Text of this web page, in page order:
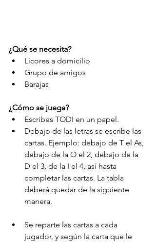
¿Qué se necesita?
Licores a domicilio
Grupo de amigos
Barajas
¿Cómo se juega?
Escribes TODI en un papel.
Debajo de las letras se escribe las
cartas. Ejemplo: debajo de T el As,
debajo de la O el 2, debajo de la
D el 3, de la I el 4, así hasta
completar las cartas. La tabla
deberá quedar de la siguiente
manera.
Se reparte las cartas a cada
jugador, y según la carta que le